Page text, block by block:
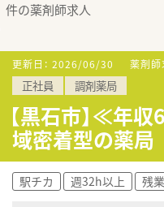
件の薬剤師求人
更新日： 2026/06/30 薬剤師
正社員 調剤薬局
【黒石市】≪年
域密着型の薬局
駅チカ 週32h以上 残